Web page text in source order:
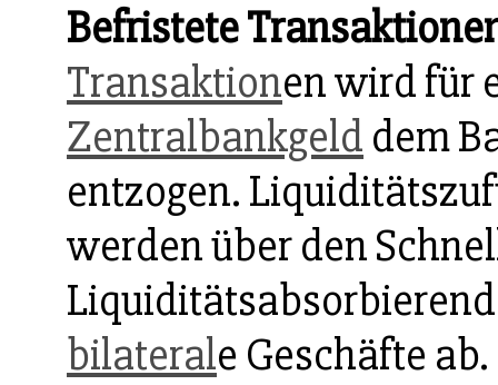
Befristete
Transaktionen wird für
Zentralbankgeld dem
entzogen.
werden über den
bilaterale Geschäfte ab.